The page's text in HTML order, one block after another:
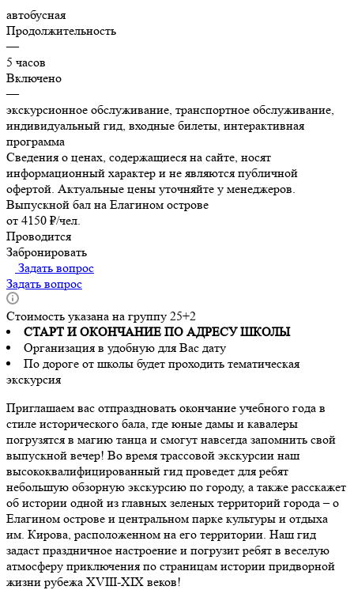
автобусная
Продолжительность
—
5 часов
Включено
—
экскурсионное обслуживание, транспортное обслуживание,
индивидуальный гид, входные билеты, интерактивная
программа
Сведения о ценах, содержащиеся на сайте, носят
информационный характер и не являются публичной
офертой. Актуальные цены уточняйте у менеджеров.
Выпускной бал на Елагином острове
от 4150 ₽/чел.
Проводится
Забронировать
Задать вопрос
Задать вопрос
Стоимость указана на группу 25+2
СТАРТ И ОКОНЧАНИЕ ПО АДРЕСУ ШКОЛЫ
Организация в удобную для Вас дату
По дороге от школы будет проходить тематическая
экскурсия
Приглашаем вас отпраздновать окончание учебного года в
стиле исторического бала, где юные дамы и кавалеры
погрузятся в магию танца и смогут навсегда запомнить свой
выпускной вечер! Во время трассовой экскурсии наш
высококвалифицированный гид проведет для ребят
небольшую обзорную экскурсию по городу, а также расскажет
об истории одной из главных зеленых территорий города – о
Елагином острове и центральном парке культуры и отдыха
им. Кирова, расположенном на его территории. Наш гид
задаст праздничное настроение и погрузит ребят в веселую
атмосферу приключения по страницам истории придворной
жизни рубежа XVIII-XIX веков!